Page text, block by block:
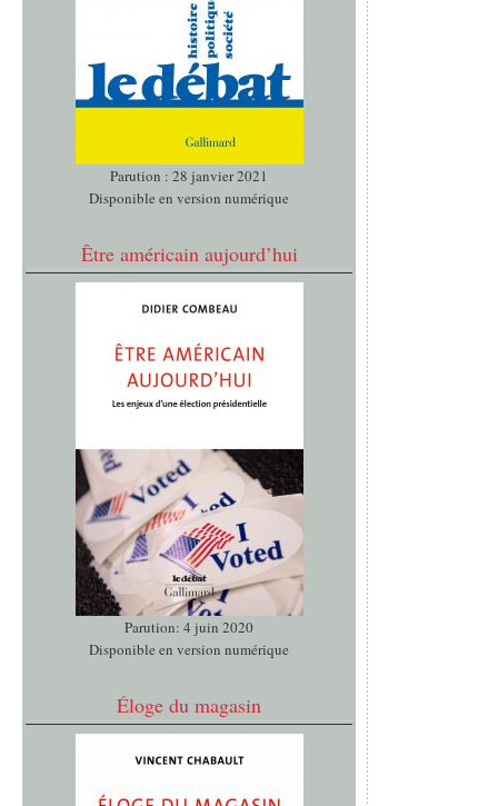
Parution : 28 janvier 2021
Disponible en version numérique
Être américain aujourd’hui
Parution: 4 juin 2020
Disponible en version numérique
Éloge du magasin